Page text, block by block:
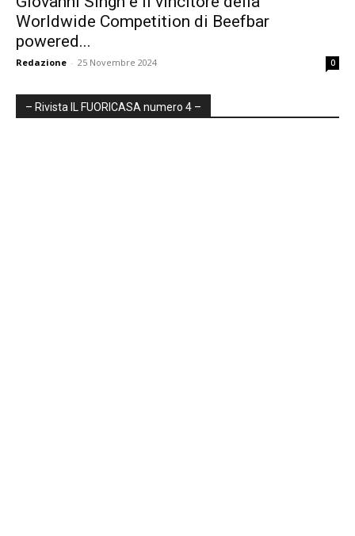
Worldwide Competition di Beefbar
powered...
Redazione - 25 Novembre 2024 0
– Rivista IL FUORICASA numero 4 –